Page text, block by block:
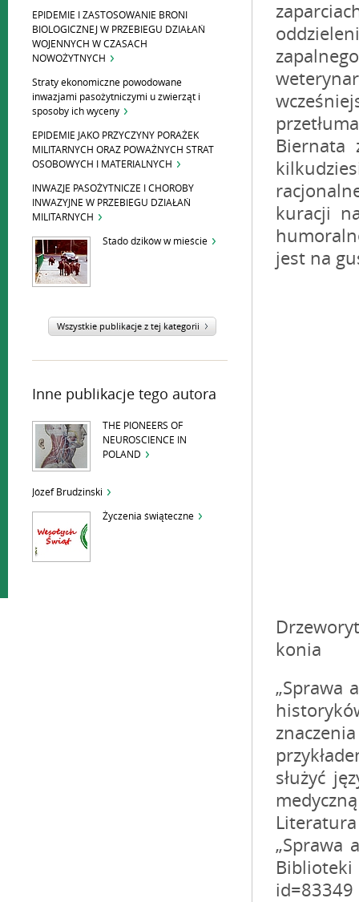
EPIDEMIE I ZASTOSOWANIE BRONI
BIOLOGICZNEJ W PRZEBIEGU DZIAŁAŃ
WOJENNYCH W CZASACH
NOWOŻYTNYCH
Straty ekonomiczne powodowane
inwazjami pasożytniczymi u zwierząt i
sposoby ich wyceny
EPIDEMIE JAKO PRZYCZYNY PORAŻEK
MILITARNYCH ORAZ POWAŻNYCH STRAT
OSOBOWYCH I MATERIALNYCH
INWAZJE PASOŻYTNICZE I CHOROBY
INWAZYJNE W PRZEBIEGU DZIAŁAŃ
MILITARNYCH
Stado dzików w mieście
Wszystkie publikacje z tej kategorii
Inne publikacje tego autora
THE PIONEERS OF
NEUROSCIENCE IN
POLAND
Józef Brudzinski
Życzenia świąteczne
Biernata
kuracji
jest na
konia
„Sprawa
służyć
Literatura
„Sprawa
id=83349